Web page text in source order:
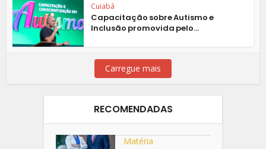
Cuiabá
Capacitação sobre Autismo e
Inclusão promovida pelo...
Carregue mais
RECOMENDADAS
Matéria